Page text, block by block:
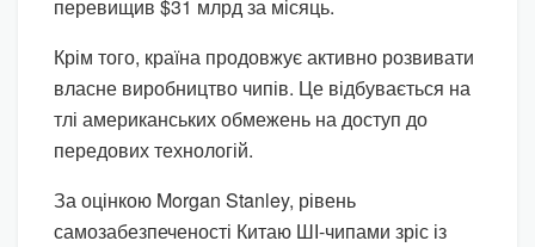
перевищив $31 млрд за місяць.
Крім того, країна продовжує активно розвивати
власне виробництво чипів. Це відбувається на
тлі американських обмежень на доступ до
передових технологій.
За оцінкою Morgan Stanley, рівень
самозабезпеченості Китаю ШІ-чипами зріс із